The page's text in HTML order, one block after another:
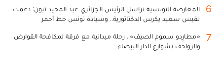
6
المعارضة التونسية تراسل الرئيس الجزائري عبد المجيد تبون: دعمك
لقيس سعيد يكرس الدكتاتورية.. وسيادة تونس خط أحمر
7
«مطارِدو سموم الصيف».. رحلة ميدانية مع فرقة لمكافحة القوارض
والزواحف بشوارع الدار البيضاء